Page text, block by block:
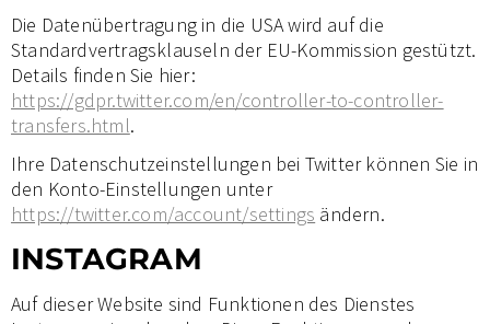
Die Datenübertragung in die USA wird auf die
Standardvertragsklauseln der EU-Kommission gestützt.
Details finden Sie hier:
https://gdpr.twitter.com/en/controller-to-controller-
transfers.html.
Ihre Datenschutzeinstellungen bei Twitter können Sie in
den Konto-Einstellungen unter
https://twitter.com/account/settings ändern.
INSTAGRAM
Auf dieser Website sind Funktionen des Dienstes